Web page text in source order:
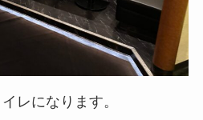
レになります。